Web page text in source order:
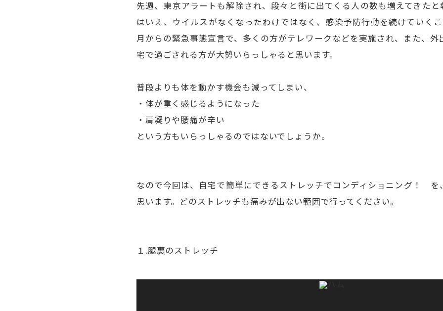
先週、東京アラートも解除され、段々と街に出てくる人の数も増えてきたと
はいえ、ウイルスがなくなったわけではなく、感染予防行動を続けていく
月からの緊急事態宣言で、多くの方がテレワークなどを実施され、また、外
宅で過ごされる方が大勢いらっしゃると思います。
普段よりも体を動かす機会も減ってしまい、
・体が重く感じるようになった
・肩凝りや腰痛が辛い
という方もいらっしゃるのではないでしょうか。
なので今回は、自宅で簡単にできるストレッチでコンディショニング！ を
思います。どのストレッチも痛みが出ない範囲で行ってください。
１.腿裏のストレッチ